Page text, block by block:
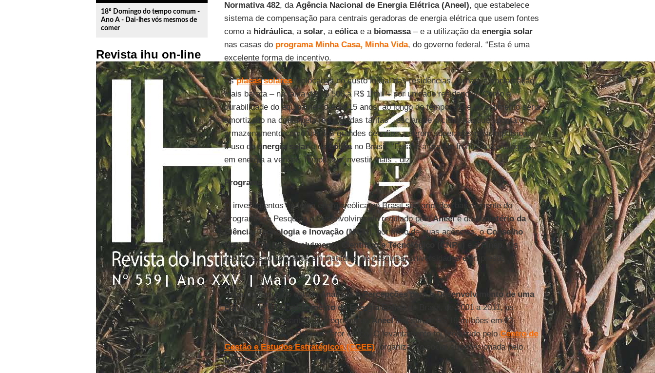
18º Domingo do tempo comum -
Ano A - Dai-lhes vós mesmos de
comer
Revista ihu on-line
Normativa 482, da Agência Nacional de Energia Elétrica (Aneel), que estabelece
sistema de compensação para centrais geradoras de energia elétrica que usem fontes
como a hidráulica, a solar, a eólicae a biomassa– e a utilização da energia solar
nas casas do programa Minha Casa, Minha Vida, do governo federal. “Esta é uma
excelente forma de incentivo.
Asplacas solares, colocadas no custo inicial das residências, tornam a implantação
mais barata – na faixa de R$ 500 a R$ 1 mil – por unidade residencial. Como a
durabilidade do equipamento é de 15 anos, ao longo do tempo, esse investimento seria
amortizado na conta pela redução das tarifas”, esclarece o cientista, que aponta o
armazenamento como um dos grandes desafios a serem superados para impulsionar
o uso daenergia solare da eólicano Brasil. “Essa é a grande fronteira tecnológica
em energia a vencer. Temos que investir mais”, diz.
Programa
O investimentos no tema energia eólica no Brasil são oriundos basicamente do
Programa de Pesquisa e Desenvolvimento regulado pelaAneele doMinistério da
Ciência, Tecnologia e Inovação (MCTI)
, por meio de suas agências, oConselho
Nacional de Desenvolvimento Científico e Tecnológico (CNPq)
e aFinep
. Os
recursos são aplicados em institutos de pesquisa, universidades e empresas
brasileiras.
Segundo dados do estudoAnálises e Percepções para o Desenvolvimento de uma
Política de CT&I no Fomento da Energia Eólica
no Brasil, de 2001 a 2011, as
empresas participantes do programa da
Aneelinvestiram R$ 18 milhões em 22
projetos voltados a P&D no setor eólico. O levantamento foi produzido peloCentro de
Gestão e Estudos Estratégicos (CGEE), organização social supervisionada pelo
MCTI.